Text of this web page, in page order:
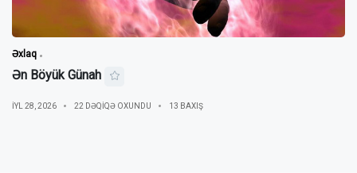
Əxlaq
Ən Böyük Günah
IYL 28, 2026 22 DƏQIQƏ OXUNDU 13 BAXIŞ